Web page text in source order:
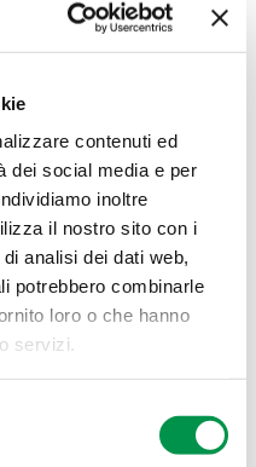
contenuti ed
dei social media e per
inoltre
il nostro sito con i
analisi dei dati web,
potrebbero combinarle
loro o che hanno
servizi.